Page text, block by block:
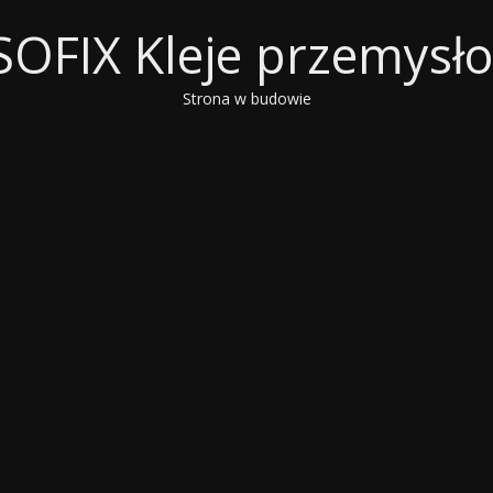
Kleje
Strona w budowie